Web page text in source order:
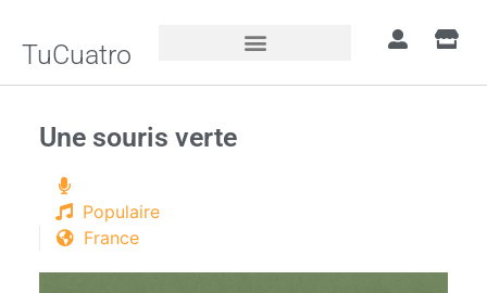
TuCuatro
Une souris verte
Populaire
France